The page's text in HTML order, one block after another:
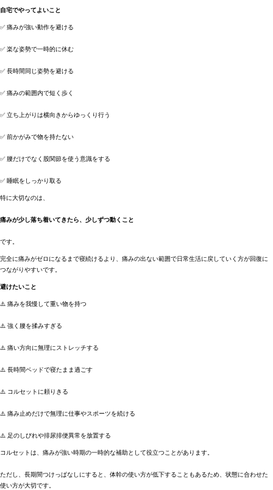
自宅でやってよいこと
✅ 痛みが強い動作を避ける
✅ 楽な姿勢で一時的に休む
✅ 長時間同じ姿勢を避ける
✅ 痛みの範囲内で短く歩く
✅ 立ち上がりは横向きからゆっくり行う
✅ 前かがみで物を持たない
✅ 腰だけでなく股関節を使う意識をする
✅ 睡眠をしっかり取る
特に大切なのは、
痛みが少し落ち着いてきたら、少しずつ動くこと
です。
完全に痛みがゼロになるまで寝続けるより、痛みの出ない範囲で日常生活に戻していく方が回復に
つながりやすいです。
避けたいこと
⚠️ 痛みを我慢して重い物を持つ
⚠️ 強く腰を揉みすぎる
⚠️ 痛い方向に無理にストレッチする
⚠️ 長時間ベッドで寝たまま過ごす
⚠️ コルセットに頼りきる
⚠️ 痛み止めだけで無理に仕事やスポーツを続ける
⚠️ 足のしびれや排尿排便異常を放置する
コルセットは、痛みが強い時期の一時的な補助として役立つことがあります。
ただし、長期間つけっぱなしにすると、体幹の使い方が低下することもあるため、状態に合わせた
使い方が大切です。